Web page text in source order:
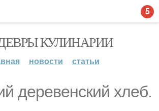
КУЛИНАРИИ
новости статьи
деревенский хлеб.
5